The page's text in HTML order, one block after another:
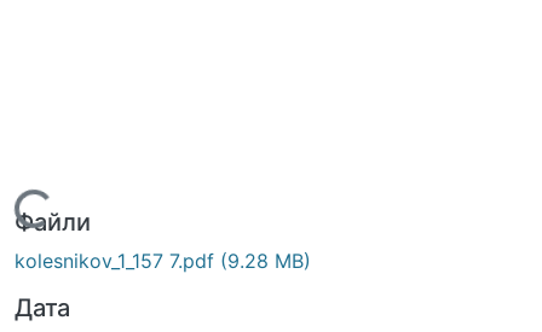
Файли
kolesnikov_1_157 7.pdf (9.28 MB)
Дата